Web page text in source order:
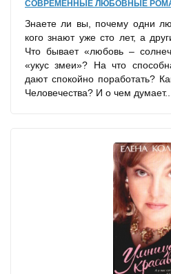
СОВРЕМЕННЫЕ ЛЮБОВНЫЕ
Знаете ли вы, почему одни
кого знают уже сто лет, а
Что бывает «любовь –
«укус змеи»? На что
дают спокойно поработать?
Человечества? И о чем думает...